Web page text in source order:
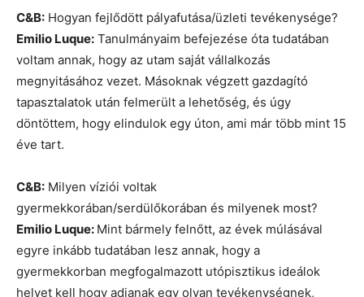
C&B: Hogyan fejlődött pályafutása/üzleti tevékenysége?
Emilio Luque: Tanulmányaim befejezése óta tudatában
voltam annak, hogy az utam saját vállalkozás
megnyitásához vezet. Másoknak végzett gazdagító
tapasztalatok után felmerült a lehetőség, és úgy
döntöttem, hogy elindulok egy úton, ami már több mint 15
éve tart.
C&B: Milyen víziói voltak
gyermekkorában/serdülőkorában és milyenek most?
Emilio Luque: Mint bármely felnőtt, az évek múlásával
egyre inkább tudatában lesz annak, hogy a
gyermekkorban megfogalmazott utópisztikus ideálok
helyet kell hogy adjanak egy olyan tevékenységnek,